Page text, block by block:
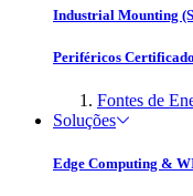
Industrial Mounting
Periféricos
Fontes de
Soluções
Edge Computing &